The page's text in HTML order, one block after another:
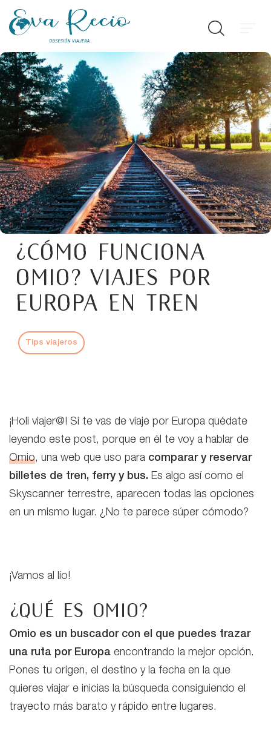
¿Cómo funciona
Omio? Viajes por
Europa en tren
Tips viajeros
¡Holi viajer@! Si te vas de viaje por Europa quédate
leyendo este post, porque en él te voy a hablar de
Omio, una web que uso para comparar y reservar
billetes de tren, ferry y bus. Es algo así como el
Skyscanner terrestre, aparecen todas las opciones
en un mismo lugar. ¿No te parece súper cómodo?
¡Vamos al lío!
¿Qué es Omio?
Omio es un buscador con el que puedes trazar
una ruta por Europa encontrando la mejor opción.
Pones tu origen, el destino y la fecha en la que
quieres viajar e inicias la búsqueda consiguiendo el
trayecto más barato y rápido entre lugares.